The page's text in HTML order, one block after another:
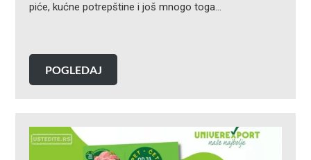
piće, kućne potrepštine i još mnogo toga…
POGLEDAJ